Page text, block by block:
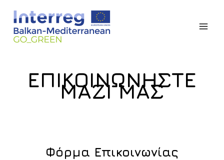
περιεχόμενο
ΕΠΙΚΟΙΝΩΝΗΣΤΕ
ΜΑΖΙ ΜΑΣ
Φόρμα Επικοινωνίας